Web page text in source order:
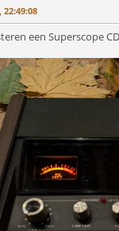
een Superscope